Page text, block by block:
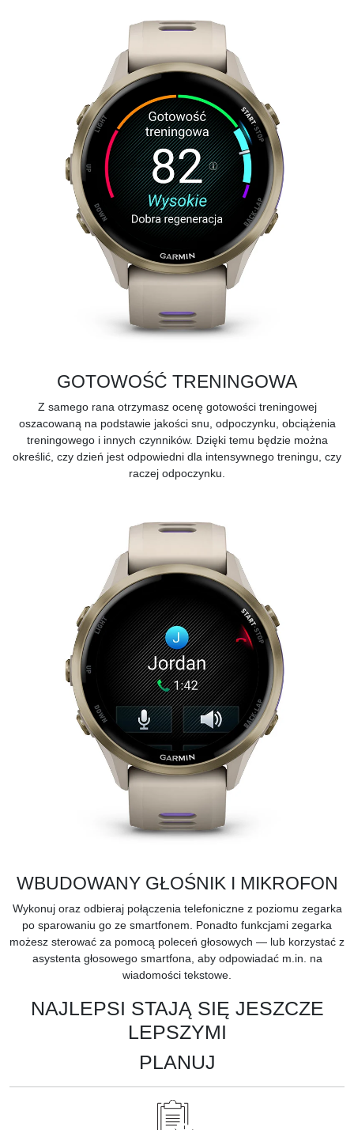
GOTOWOŚĆ TRENINGOWA
Z samego rana otrzymasz ocenę gotowości treningowej
oszacowaną na podstawie jakości snu, odpoczynku, obciążenia
treningowego i innych czynników. Dzięki temu będzie można
określić, czy dzień jest odpowiedni dla intensywnego treningu, czy
raczej odpoczynku.
WBUDOWANY GŁOŚNIK I MIKROFON
Wykonuj oraz odbieraj połączenia telefoniczne z poziomu zegarka
po sparowaniu go ze smartfonem. Ponadto funkcjami zegarka
możesz sterować za pomocą poleceń głosowych — lub korzystać z
asystenta głosowego smartfona, aby odpowiadać m.in. na
wiadomości tekstowe.
NAJLEPSI STAJĄ SIĘ JESZCZE
LEPSZYMI
PLANUJ